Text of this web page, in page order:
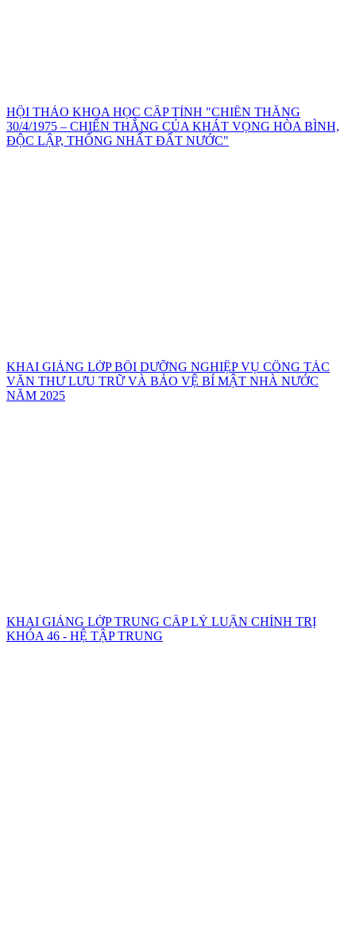
HỘI THẢO KHOA HỌC CẤP TỈNH "CHIẾN THẮNG
30/4/1975 – CHIẾN THẮNG CỦA KHÁT VỌNG HÒA BÌNH,
ĐỘC LẬP, THỐNG NHẤT ĐẤT NƯỚC"
KHAI GIẢNG LỚP BỒI DƯỠNG NGHIỆP VỤ CÔNG TÁC
VĂN THƯ LƯU TRỮ VÀ BẢO VỆ BÍ MẬT NHÀ NƯỚC
NĂM 2025
KHAI GIẢNG LỚP TRUNG CẤP LÝ LUẬN CHÍNH TRỊ
KHÓA 46 - HỆ TẬP TRUNG